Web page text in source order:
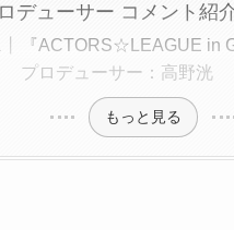
デューサー コメント紹
『ACTORS☆LEAGUE in
プロデューサー：高野洸
もっと見る